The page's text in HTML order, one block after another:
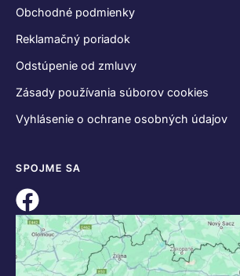
Obchodné podmienky
Reklamačný poriadok
Odstúpenie od zmluvy
Zásady používania súborov cookies
Vyhlásenie o ochrane osobných údajov
SPOJME SA